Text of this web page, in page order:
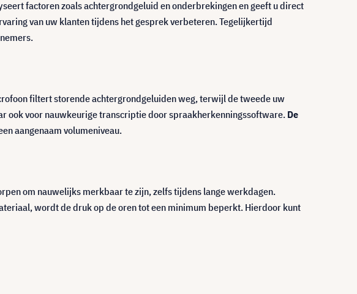
factoren zoals achtergrondgeluid en onderbrekingen en geeft u direct
van uw klanten tijdens het gesprek verbeteren. Tegelijkertijd
filtert storende achtergrondgeluiden weg, terwijl de tweede uw
ook voor nauwkeurige transcriptie door spraakherkenningssoftware. De
aangenaam volumeniveau.
om nauwelijks merkbaar te zijn, zelfs tijdens lange werkdagen.
wordt de druk op de oren tot een minimum beperkt. Hierdoor kunt